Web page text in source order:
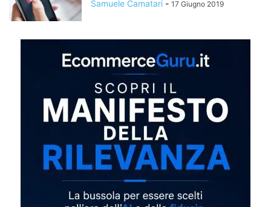
Samuele Camatari - 17 Giugno 2019